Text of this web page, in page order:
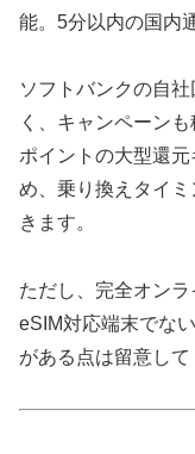
能。5分以内の国内
ソフトバンクの自
く、キャンペーン
ポイントの大型還
め、乗り換えタイ
きます。
ただし、完全オンラ
eSIM対応端末でな
がある点は留意して